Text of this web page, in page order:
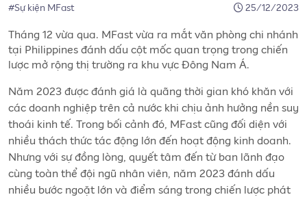
#Sự kiện MFast 25/12/2023
Tháng 12 vừa qua. MFast vừa ra mắt văn phòng chi nhánh
tại Philippines đánh dấu cột mốc quan trọng trong chiến
lược mở rộng thị trường ra khu vực Đông Nam Á.
Năm 2023 được đánh giá là quãng thời gian khó khăn với
các doanh nghiệp trên cả nước khi chịu ảnh hưởng nền suy
thoái kinh tế. Trong bối cảnh đó, MFast cũng đối diện với
nhiều thách thức tác động lớn đến hoạt động kinh doanh.
Nhưng với sự đồng lòng, quyết tâm đến từ ban lãnh đạo
cùng toàn thể đội ngũ nhân viên, năm 2023 đánh dấu
nhiều bước ngoặt lớn và điểm sáng trong chiến lược phát